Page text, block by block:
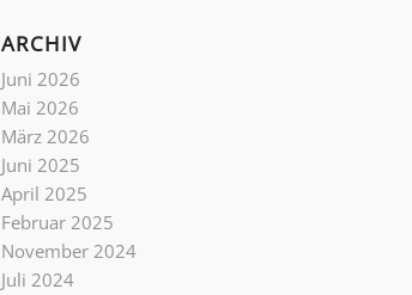
ARCHIV
Juni 2026
Mai 2026
März 2026
Juni 2025
April 2025
Februar 2025
November 2024
Juli 2024